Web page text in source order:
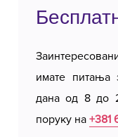
имате питања
дана од 8 до
поруку на +381